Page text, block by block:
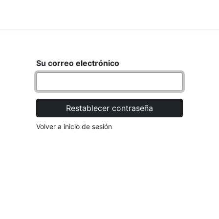
Su correo electrónico
Restablecer contraseña
Volver a inicio de sesión